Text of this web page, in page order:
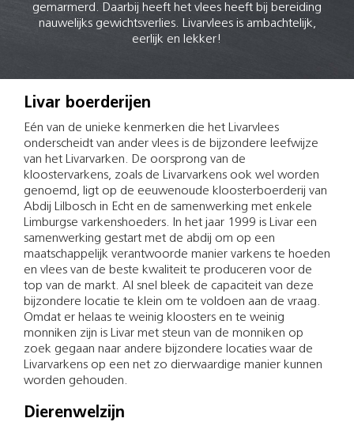
gemarmerd. Daarbij heeft het vlees heeft bij bereiding
nauwelijks gewichtsverlies. Livarvlees is ambachtelijk,
eerlijk en lekker!
Livar boerderijen
Eén van de unieke kenmerken die het Livarvlees
onderscheidt van ander vlees is de bijzondere leefwijze
van het Livarvarken. De oorsprong van de
kloostervarkens, zoals de Livarvarkens ook wel worden
genoemd, ligt op de eeuwenoude kloosterboerderij van
Abdij Lilbosch in Echt en de samenwerking met enkele
Limburgse varkenshoeders. In het jaar 1999 is Livar een
samenwerking gestart met de abdij om op een
maatschappelijk verantwoorde manier varkens te hoeden
en vlees van de beste kwaliteit te produceren voor de
top van de markt. Al snel bleek de capaciteit van deze
bijzondere locatie te klein om te voldoen aan de vraag.
Omdat er helaas te weinig kloosters en te weinig
monniken zijn is Livar met steun van de monniken op
zoek gegaan naar andere bijzondere locaties waar de
Livarvarkens op een net zo dierwaardige manier kunnen
worden gehouden.
Dierenwelzijn